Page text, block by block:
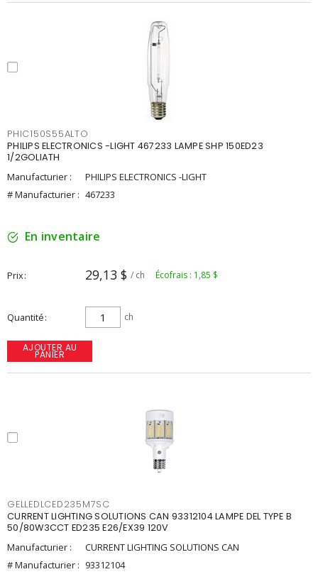
PHIC150S55ALTO
PHILIPS ELECTRONICS -LIGHT 467233 LAMPE SHP 150ED23
1/2GOLIATH
Manufacturier :
PHILIPS ELECTRONICS -LIGHT
# Manufacturier : 467233
En inventaire
Prix 29,13 $ / ch Écofrais : 1,85 $
Quantité ch
AJOUTER AU
PANIER
GELLEDLCED235M7SC
CURRENT LIGHTING SOLUTIONS CAN 93312104 LAMPE DEL TYPE B
50/80W3CCT ED235 E26/EX39 120V
Manufacturier :
CURRENT LIGHTING SOLUTIONS CAN
# Manufacturier : 93312104